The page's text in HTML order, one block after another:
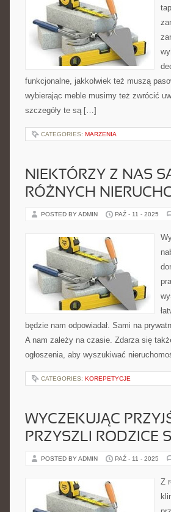
funkcjonalne, jakkolwiek też muszą
wybierając meble musimy też zwrócić
szczegóły te są […]
CATEGORIES: MARZENIA
NIEKTÓRZY Z NAS
RÓŻNYCH
POSTED BY ADMIN PAŹ - 11 - 2025
będzie nam odpowiadał. Sami na
A nam zależy na czasie. Zdarza się
ogłoszenia, aby wyszukiwać
CATEGORIES: KOREPETYCJE
WYCZEKUJĄC
PRZYSZLI RODZICE
POSTED BY ADMIN PAŹ - 11 - 2025
Z